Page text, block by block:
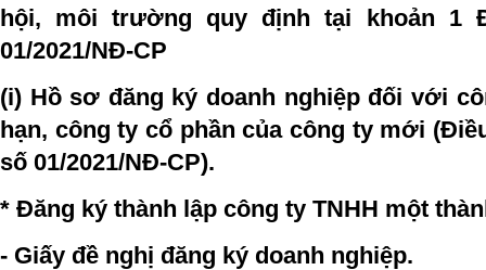
hội, môi trường quy định tại khoản 1
01/2021/NĐ-CP
(i) Hồ sơ đăng ký doanh nghiệp đối với
hạn, công ty cổ phần của công ty mới
số 01/2021/NĐ-CP).
* Đăng ký thành lập công ty TNHH một
- Giấy đề nghị đăng ký doanh nghiệp.